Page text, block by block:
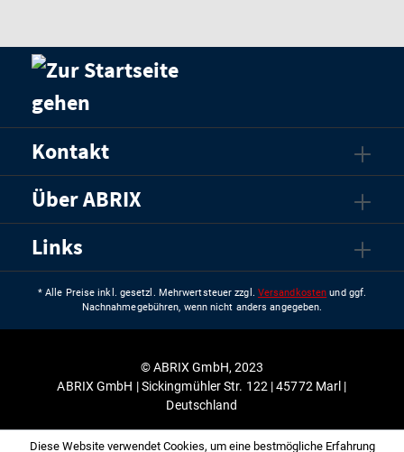
Kontakt
Über ABRIX
Links
* Alle Preise inkl. gesetzl. Mehrwertsteuer zzgl. Versandkosten und ggf.
Nachnahmegebühren, wenn nicht anders angegeben.
© ABRIX GmbH, 2023
ABRIX GmbH | Sickingmühler Str. 122 | 45772 Marl |
Deutschland
Diese Website verwendet Cookies, um eine bestmögliche Erfahrung